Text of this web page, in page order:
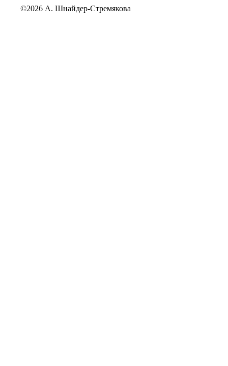
©2026 А. Шнайдер-Стремякова